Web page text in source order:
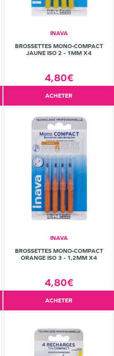
INAVA
BROSSETTES MONO-COMPACT
JAUNE ISO 2 - 1MM X4
4,80€
ACHETER
INAVA
BROSSETTES MONO-COMPACT
ORANGE ISO 3 - 1,2MM X4
4,80€
ACHETER